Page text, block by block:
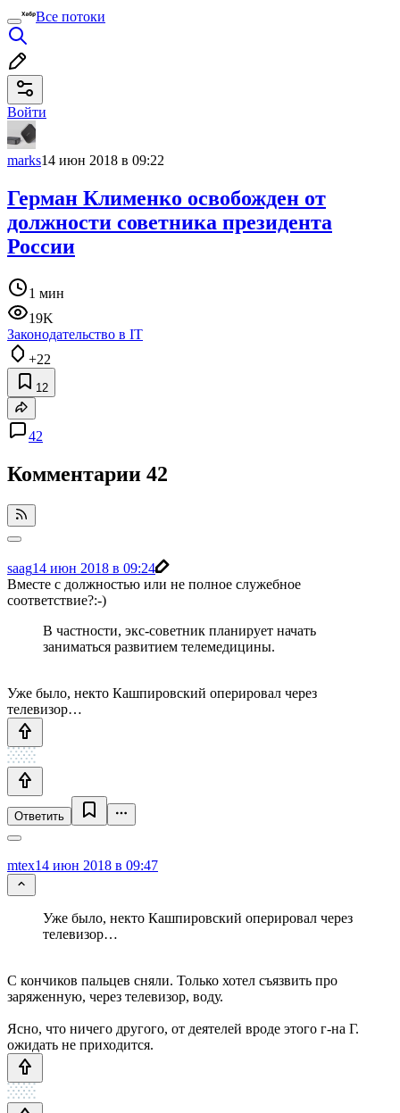
Все потоки
Войти
marks14 июн 2018 в 09:22
Герман Клименко освобожден от
должности советника президента
России
1 мин
19K
Законодательство в IT
+22
12
42
Комментарии 42
saag14 июн 2018 в 09:24
Вместе с должностью или не полное служебное
соответствие?:-)
В частности, экс-советник планирует начать
заниматься развитием телемедицины.
Уже было, некто Кашпировский оперировал через
телевизор…
Ответить
mtex14 июн 2018 в 09:47
Уже было, некто Кашпировский оперировал через
телевизор…
C кончиков пальцев сняли. Только хотел съязвить про
заряженную, через телевизор, воду.
Ясно, что ничего другого, от деятелей вроде этого г-на Г.
ожидать не приходится.